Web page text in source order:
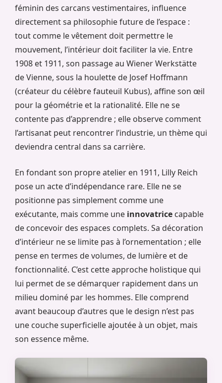
féminin des carcans vestimentaires, influence
directement sa philosophie future de l’espace :
tout comme le vêtement doit permettre le
mouvement, l’intérieur doit faciliter la vie. Entre
1908 et 1911, son passage au Wiener Werkstätte
de Vienne, sous la houlette de Josef Hoffmann
(créateur du célèbre fauteuil Kubus), affine son œil
pour la géométrie et la rationalité. Elle ne se
contente pas d’apprendre ; elle observe comment
l’artisanat peut rencontrer l’industrie, un thème qui
deviendra central dans sa carrière.
En fondant son propre atelier en 1911, Lilly Reich
pose un acte d’indépendance rare. Elle ne se
positionne pas simplement comme une
exécutante, mais comme une innovatrice capable
de concevoir des espaces complets. Sa décoration
d’intérieur ne se limite pas à l’ornementation ; elle
pense en termes de volumes, de lumière et de
fonctionnalité. C’est cette approche holistique qui
lui permet de se démarquer rapidement dans un
milieu dominé par les hommes. Elle comprend
avant beaucoup d’autres que le design n’est pas
une couche superficielle ajoutée à un objet, mais
son essence même.